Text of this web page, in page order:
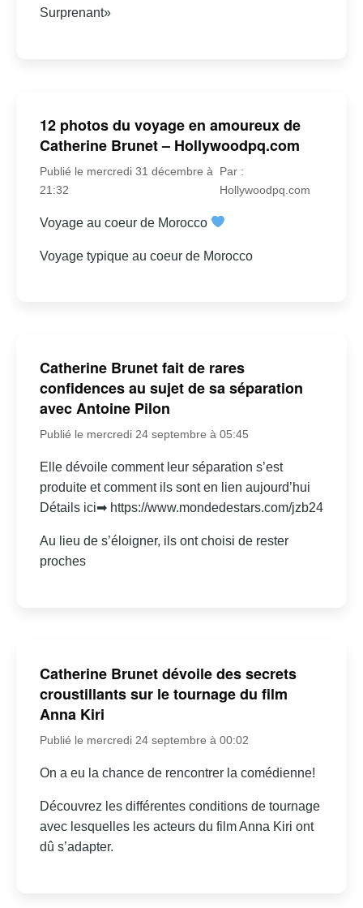
Surprenant»
12 photos du voyage en amoureux de
Catherine Brunet – Hollywoodpq.com
Publié le mercredi 31 décembre à
21:32
Par :
Hollywoodpq.com
Voyage au coeur de Morocco
Voyage typique au coeur de Morocco
Catherine Brunet fait de rares
confidences au sujet de sa séparation
avec Antoine Pilon
Publié le mercredi 24 septembre à 05:45
Elle dévoile comment leur séparation s’est
produite et comment ils sont en lien aujourd’hui
Détails ici➡ https://www.mondedestars.com/jzb24
Au lieu de s’éloigner, ils ont choisi de rester
proches
Catherine Brunet dévoile des secrets
croustillants sur le tournage du film
Anna Kiri
Publié le mercredi 24 septembre à 00:02
On a eu la chance de rencontrer la comédienne!
Découvrez les différentes conditions de tournage
avec lesquelles les acteurs du film Anna Kiri ont
dû s’adapter.